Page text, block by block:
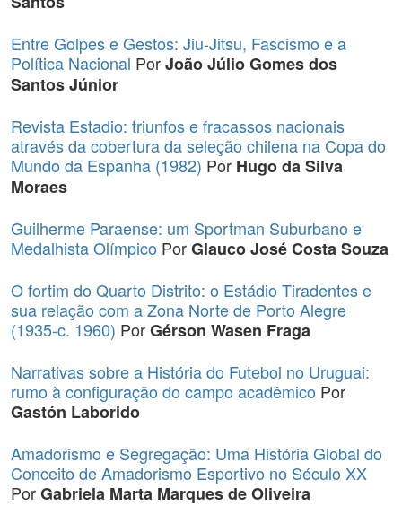
Entre Golpes e Gestos: Jiu-Jitsu, Fascismo e a
Política Nacional PorJoão Júlio Gomes dos
Santos Júnior
Revista Estadio: triunfos e fracassos nacionais
através da cobertura da seleção chilena na Copa do
Mundo da Espanha (1982) Por Hugo da Silva
Moraes
Guilherme Paraense: um Sportman Suburbano e
Medalhista Olímpico PorGlauco José Costa Souza
O fortim do Quarto Distrito: o Estádio Tiradentes e
sua relação com a Zona Norte de Porto Alegre
(1935-c. 1960) PorGérson Wasen Fraga
Narrativas sobre a História do Futebol no Uruguai:
rumo à configuração do campo acadêmico Por
Gastón Laborido
Amadorismo e Segregação: Uma História Global do
Conceito de Amadorismo Esportivo no Século XX
PorGabriela Marta Marques de Oliveira